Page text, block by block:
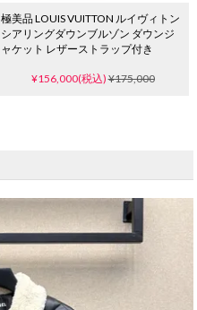
極美品 LOUIS VUITTON ルイヴィトン
シアリングダウンブルゾン ダウンジ
ャケット レザーストラップ付き
¥156,000(税込)¥175,000